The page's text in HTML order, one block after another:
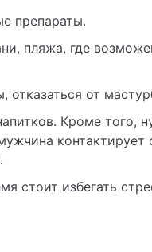
препараты.
пляжа, где
отказаться от
Кроме того,
контактирует
стоит избегать